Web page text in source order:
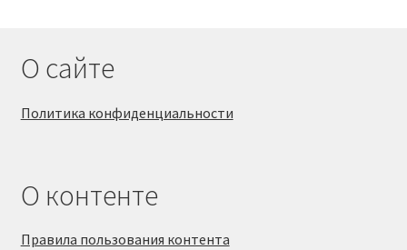
О сайте
Политика конфиденциальности
О контенте
Правила пользования контента